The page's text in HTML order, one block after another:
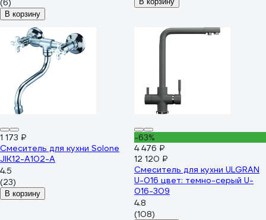
(6)
В корзину
1 173 ₽
Смеситель для кухни Solone
JIK12-A102-A
4.5
(23)
В корзину
-63%
4 476 ₽
12 120 ₽
Смеситель для кухни ULGRAN
U-016 цвет: темно-серый U-
016-309
4.8
(108)